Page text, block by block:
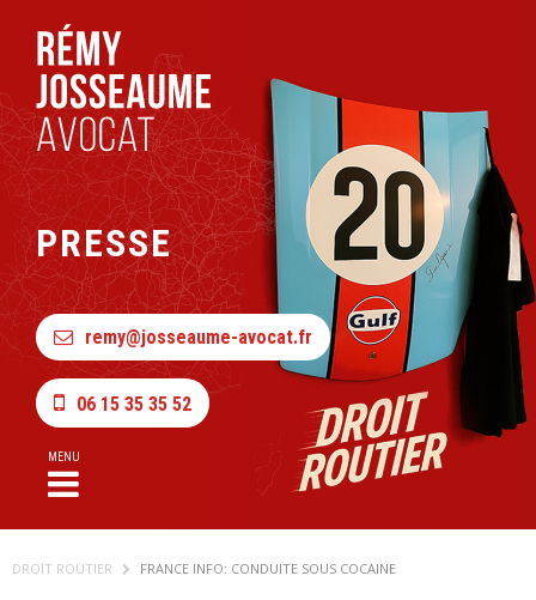
PRESSE
remy@josseaume-avocat.fr
06 15 35 35 52
MENU
DROIT ROUTIER FRANCE INFO: CONDUITE SOUS COCAINE